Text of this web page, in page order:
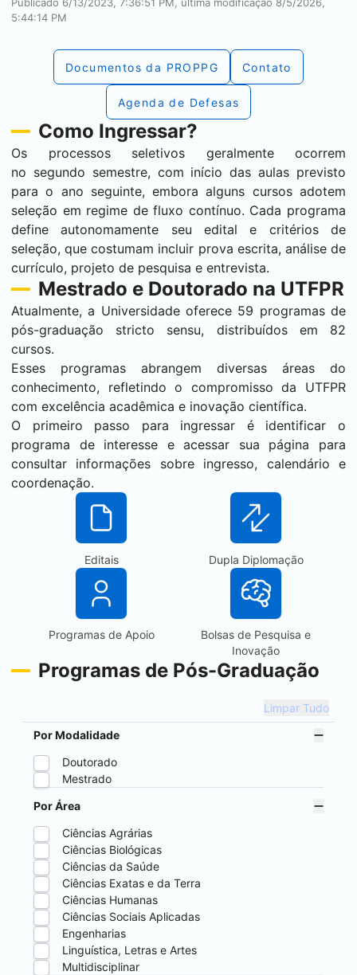
Publicado 6/13/2023, 7:36:51 PM, última modificação 8/5/2026,
5:44:14 PM
Documentos da PROPPG Contato
Agenda de Defesas
Como Ingressar?
Os processos seletivos geralmente ocorrem
no segundo semestre, com início das aulas previsto
para o ano seguinte, embora alguns cursos adotem
seleção em regime de fluxo contínuo. Cada programa
define autonomamente seu edital e critérios de
seleção, que costumam incluir prova escrita, análise de
currículo, projeto de pesquisa e entrevista.
Mestrado e Doutorado na UTFPR
Atualmente, a Universidade oferece 59 programas de
pós-graduação stricto sensu, distribuídos em 82
cursos.
Esses programas abrangem diversas áreas do
conhecimento, refletindo o compromisso da UTFPR
com excelência acadêmica e inovação científica.
O primeiro passo para ingressar é identificar o
programa de interesse e acessar sua página para
consultar informações sobre ingresso, calendário e
coordenação.
Editais Dupla Diplomação
Programas de Apoio
Bolsas de Pesquisa e
Inovação
Programas de Pós-Graduação
Limpar Tudo
Por Modalidade
Doutorado
Mestrado
Por Área
Ciências Agrárias
Ciências Biológicas
Ciências da Saúde
Ciências Exatas e da Terra
Ciências Humanas
Ciências Sociais Aplicadas
Engenharias
Linguística, Letras e Artes
Multidisciplinar